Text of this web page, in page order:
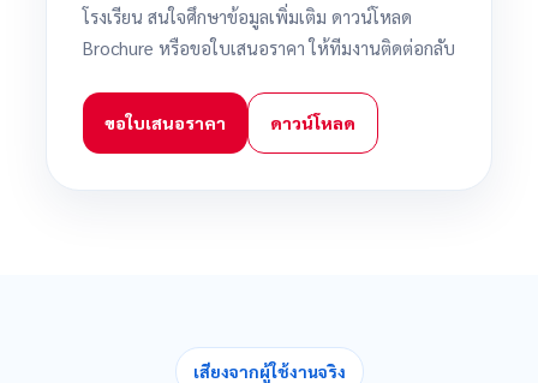
โรงเรียน สนใจศึกษาข้อมูลเพิ่มเติม ดาวน์โหลด
Brochure หรือขอใบเสนอราคา ให้ทีมงานติดต่อกลับ
ขอใบเสนอราคา ดาวน์โหลด
เสียงจากผู้ใช้งานจริง